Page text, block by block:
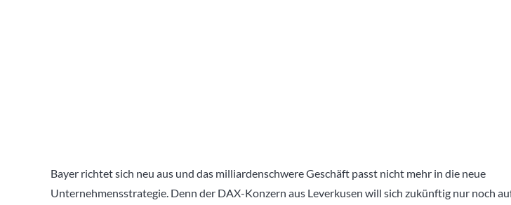
Bayer richtet sich neu aus und das milliardenschwere Geschäft passt nicht mehr in die neue
Unternehmensstrategie. Denn der DAX-Konzern aus Leverkusen will sich zukünftig nur noch